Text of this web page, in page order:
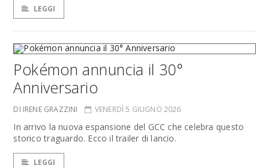
LEGGI
Pokémon annuncia il 30°
Anniversario
DI IRENE GRAZZINI VENERDÌ 5 GIUGNO 2026
In arrivo la nuova espansione del GCC che celebra questo
storico traguardo. Ecco il trailer di lancio.
LEGGI